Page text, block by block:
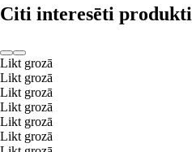
Citi interesēti produkti
Likt grozā
Likt grozā
Likt grozā
Likt grozā
Likt grozā
Likt grozā